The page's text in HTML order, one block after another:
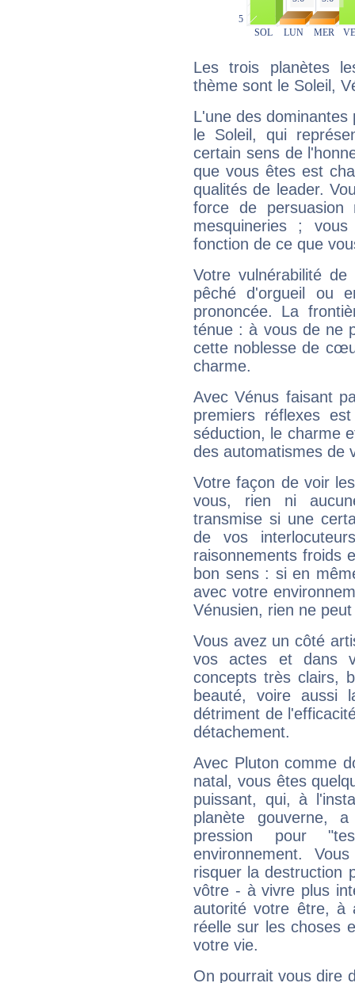
Les trois planètes
thème sont le Soleil,
L'une des
le Soleil, qui
certain sens de
que vous êtes est
qualités de leader.
force de
mesquineries ;
fonction de ce que
Votre vulnérabilité
pêché d'orgueil ou
prononcée. La
ténue : à vous de ne
cette noblesse de
charme.
Avec Vénus faisant
premiers réflexes
séduction, le charme
des automatismes de
Votre façon de voir
vous, rien ni
transmise si une
de vos
raisonnements froids
bon sens : si en
avec votre
Vénusien, rien ne
Vous avez un côté
vos actes et dans
concepts très clairs,
beauté, voire aussi
détriment de
détachement.
Avec Pluton comme
natal, vous êtes
puissant, qui, à
planète gouverne,
pression pour
environnement.
risquer la destruction
vôtre - à vivre plus
autorité votre être, à
réelle sur les choses
votre vie.
On pourrait vous dire